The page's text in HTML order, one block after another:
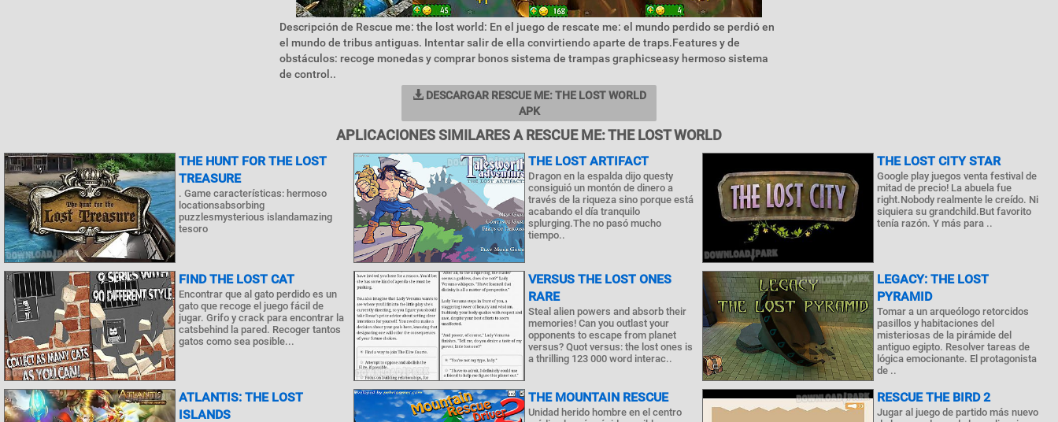
Descripción de Rescue me: the lost world: En el juego de rescate me: el mundo perdido se perdió en
el mundo de tribus antiguas. Intentar salir de ella convirtiendo aparte de traps.Features y de
obstáculos: recoge monedas y comprar bonos sistema de trampas graphicseasy hermoso sistema
de control..
DESCARGAR RESCUE ME: THE LOST WORLD
APK
APLICACIONES SIMILARES A RESCUE ME: THE LOST WORLD
THE HUNT FOR THE LOST
TREASURE
. Game características: hermoso
locationsabsorbing
puzzlesmysterious islandamazing
tesoro
THE LOST ARTIFACT
Dragon en la espalda dijo questy
consiguió un montón de dinero a
través de la riqueza sino porque está
acabando el día tranquilo
splurging.The no pasó mucho
tiempo..
THE LOST CITY STAR
Google play juegos venta festival de
mitad de precio! La abuela fue
right.Nobody realmente le creído. Ni
siquiera su grandchild.But favorito
tenía razón. Y más para ..
FIND THE LOST CAT
Encontrar que al gato perdido es un
gato que recoge el juego fácil de
jugar. Grifo y crack para encontrar la
catsbehind la pared. Recoger tantos
gatos como sea posible...
VERSUS THE LOST ONES
RARE
Steal alien powers and absorb their
memories! Can you outlast your
opponents to escape from planet
versus? Quot versus: the lost ones is
a thrilling 123 000 word interac..
LEGACY: THE LOST
PYRAMID
Tomar a un arqueólogo retorcidos
pasillos y habitaciones del
misteriosas de la pirámide del
antiguo egipto. Resolver tareas de
lógica emocionante. El protagonista
de ..
ATLANTIS: THE LOST
ISLANDS
THE MOUNTAIN RESCUE
Unidad herido hombre en el centro
RESCUE THE BIRD 2
Jugar al juego de partido más nuevo